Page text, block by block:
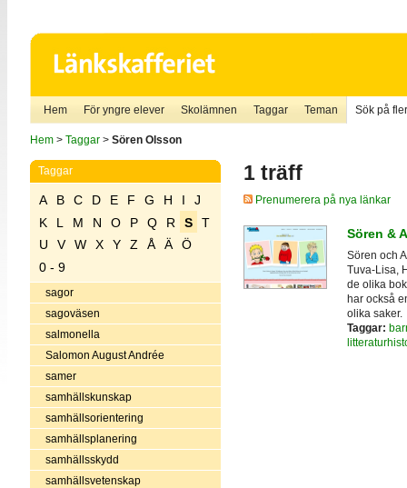
Hem För yngre elever Skolämnen Taggar Teman Sök på
Hem> Taggar> Sören Olsson
Taggar
A B C D E F G H I
J
K
L M N O P Q R S
T
U
V W X Y Z Å Ä
Ö
0 - 9
sagor
sagoväsen
salmonella
Salomon August Andrée
samer
samhällskunskap
samhällsorientering
samhällsplanering
samhällsskydd
samhällsvetenskap
1 träff
Prenumerera på nya länkar
Sören &
Sören och
Tuva-Lisa,
de olika
har också
olika saker.
Taggar: